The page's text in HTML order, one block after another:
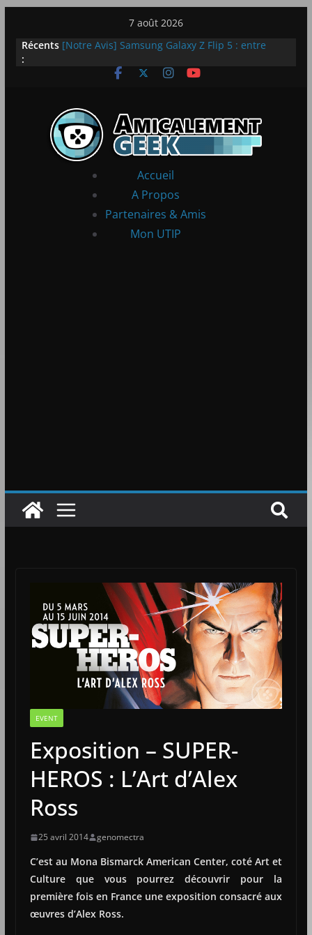
contenu
7 août 2026
Récents
:
[Notre Avis] Samsung Galaxy Z Flip 5 : entre
[PS5] New World Aeternum [Notre Avis]
LEGO dévoile la LEGO Technic McLaren P1
Accueil
A Propos
Partenaires & Amis
Mon UTIP
EVENT
Exposition – SUPER-
HEROS : L’Art d’Alex
Ross
25 avril 2014 genomectra
C’est au Mona Bismarck American Center, coté Art et
Culture que vous pourrez découvrir pour la
première fois en France une exposition consacré aux
œuvres d’Alex Ross.